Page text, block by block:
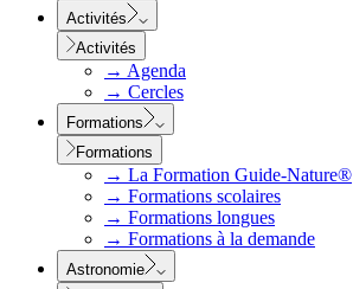
Activités
Activités
→ Agenda
→ Cercles
Formations
Formations
→ La Formation Guide-Nature®
→ Formations scolaires
→ Formations longues
→ Formations à la demande
Astronomie